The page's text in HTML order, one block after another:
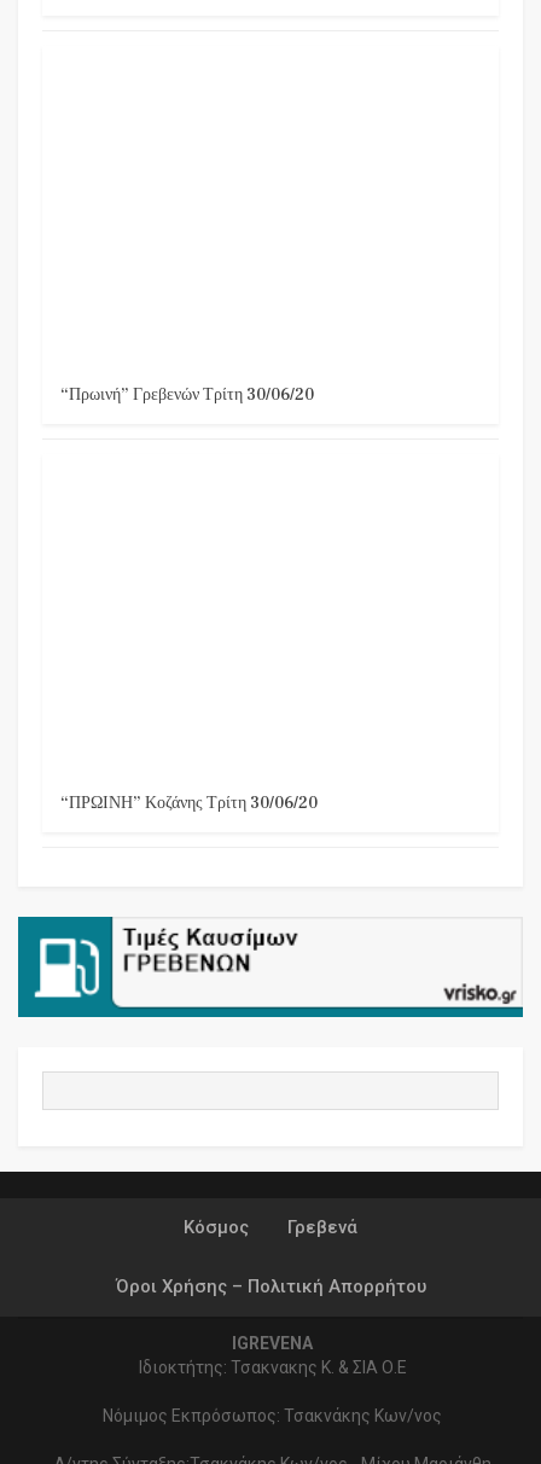
“Πρωινή” Γρεβενών Τρίτη 30/06/20
“ΠΡΩΙΝΗ” Κοζάνης Τρίτη 30/06/20
Κόσμος Γρεβενά
Όροι Χρήσης – Πολιτική Απορρήτου
IGREVENA
Ιδιοκτήτης: Τσακνακης Κ. & ΣΙΑ Ο.Ε
Νόμιμος Εκπρόσωπος: Τσακνάκης Κων/νος